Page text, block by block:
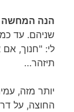
הנה המחשה
שניהם. עד
לי: "חנוך,
תיזהר…
יותר מזה,
החוצה, על